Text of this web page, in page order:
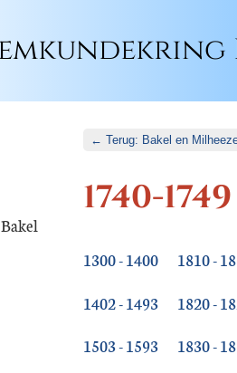
← Terug: Bakel en
1740-1749
1300 - 1400
1402 - 1493
1503 - 1593
1810 -
1820 -
1830 -